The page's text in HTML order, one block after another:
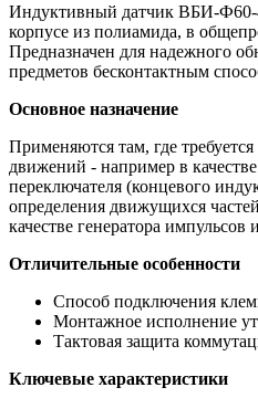
Индуктивный датчик ВБИ-
корпусе из полиамида, в
Предназначен для надежного
предметов бесконтактным
Основное назначение
Применяются там, где
движений - например в
переключателя (концевого
определения движущихся
качестве генератора импульсов
Отличительные особенности
Способ подключения
Монтажное исполнение
Тактовая защита
Ключевые характеристики